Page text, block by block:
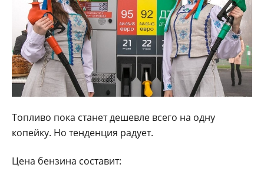
Топливо пока станет дешевле всего на одну
копейку. Но тенденция радует.
Цена бензина составит: